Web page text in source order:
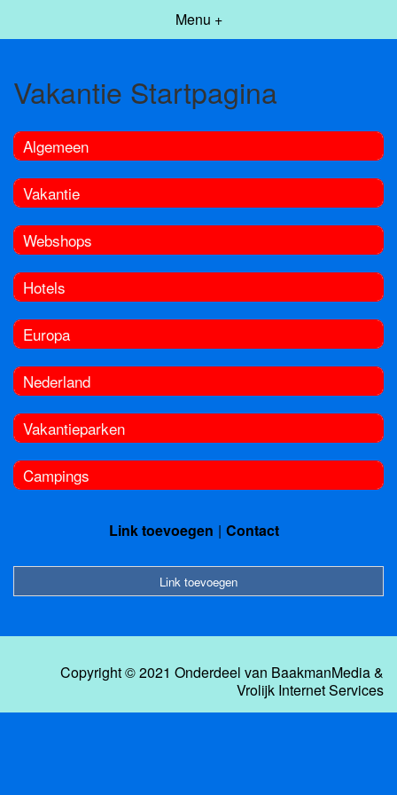
Menu +
Vakantie Startpagina
Algemeen
Vakantie
Webshops
Hotels
Europa
Nederland
Vakantieparken
Campings
Link toevoegen Contact
Link toevoegen
Copyright © 2021 Onderdeel van BaakmanMedia&
Vrolijk Internet Services